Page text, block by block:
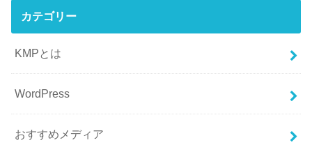
カテゴリー
KMPとは
WordPress
おすすめメディア